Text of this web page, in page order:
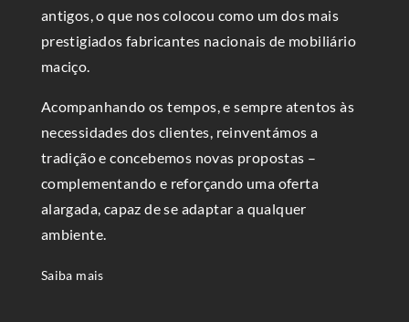
antigos, o que nos colocou como um dos mais
prestigiados fabricantes nacionais de mobiliário
maciço.
Acompanhando os tempos, e sempre atentos às
necessidades dos clientes, reinventámos a
tradição e concebemos novas propostas –
complementando e reforçando uma oferta
alargada, capaz de se adaptar a qualquer
ambiente.
Saiba mais